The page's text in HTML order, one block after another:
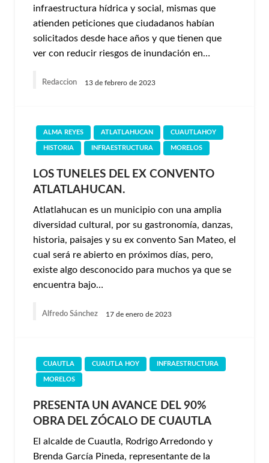
infraestructura hídrica y social, mismas que
atienden peticiones que ciudadanos habían
solicitados desde hace años y que tienen que
ver con reducir riesgos de inundación en…
Redaccion 13 de febrero de 2023
ALMA REYES ATLATLAHUCAN CUAUTLAHOY
HISTORIA INFRAESTRUCTURA MORELOS
LOS TUNELES DEL EX CONVENTO
ATLATLAHUCAN.
Atlatlahucan es un municipio con una amplia
diversidad cultural, por su gastronomía, danzas,
historia, paisajes y su ex convento San Mateo, el
cual será re abierto en próximos días, pero,
existe algo desconocido para muchos ya que se
encuentra bajo…
Alfredo Sánchez 17 de enero de 2023
CUAUTLA CUAUTLA HOY INFRAESTRUCTURA
MORELOS
PRESENTA UN AVANCE DEL 90%
OBRA DEL ZÓCALO DE CUAUTLA
El alcalde de Cuautla, Rodrigo Arredondo y
Brenda García Pineda, representante de la